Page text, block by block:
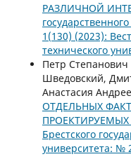
РАЗЛИЧНОЙ
1(130) (2023):
технического
Петр
Шведовский,
Анастасия
ОТДЕЛЬНЫХ
Брестского
университета: №